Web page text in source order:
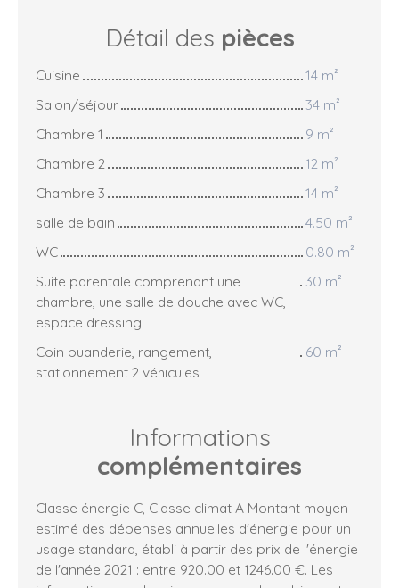
Détail des pièces
Cuisine
14 m²
Salon/séjour
34 m²
Chambre 1
9 m²
Chambre 2
12 m²
Chambre 3
14 m²
salle de bain
4.50 m²
WC
0.80 m²
Suite parentale comprenant une
chambre, une salle de douche avec WC,
espace dressing
30 m²
Coin buanderie, rangement,
stationnement 2 véhicules
60 m²
Informations
complémentaires
Classe énergie C, Classe climat A Montant moyen
estimé des dépenses annuelles d'énergie pour un
usage standard, établi à partir des prix de l'énergie
de l'année 2021 : entre 920.00 et 1246.00 €. Les